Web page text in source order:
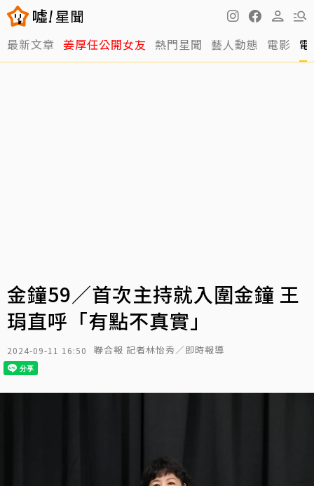
最新文章 姜厚任公開女友 熱門星聞 藝人動態 電影
金鐘59／首次主持就入圍金鐘 王
琄直呼「有點不真實」
2024-09-11 16:50 聯合報 記者林怡秀／即時報導